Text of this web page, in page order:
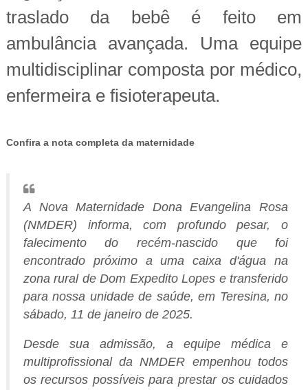
traslado da bebê é feito em
ambulância avançada. Uma equipe
multidisciplinar composta por médico,
enfermeira e fisioterapeuta.
Confira a nota completa da maternidade
A Nova Maternidade Dona Evangelina Rosa
(NMDER) informa, com profundo pesar, o
falecimento do recém-nascido que foi
encontrado próximo a uma caixa d'água na
zona rural de Dom Expedito Lopes e transferido
para nossa unidade de saúde, em Teresina, no
sábado, 11 de janeiro de 2025.
Desde sua admissão, a equipe médica e
multiprofissional da NMDER empenhou todos
os recursos possíveis para prestar os cuidados